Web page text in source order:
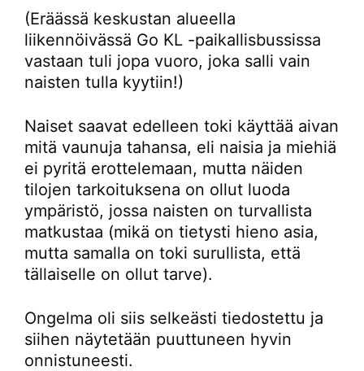
(Eräässä keskustan alueella
liikennöivässä Go KL -paikallisbussissa
vastaan tuli jopa vuoro, joka salli vain
naisten tulla kyytiin!)
Naiset saavat edelleen toki käyttää aivan
mitä vaunuja tahansa, eli naisia ja miehiä
ei pyritä erottelemaan, mutta näiden
tilojen tarkoituksena on ollut luoda
ympäristö, jossa naisten on turvallista
matkustaa (mikä on tietysti hieno asia,
mutta samalla on toki surullista, että
tällaiselle on ollut tarve).
Ongelma oli siis selkeästi tiedostettu ja
siihen näytetään puuttuneen hyvin
onnistuneesti.